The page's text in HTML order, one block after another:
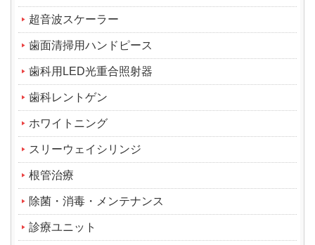
超音波スケーラー
歯面清掃用ハンドピース
歯科用LED光重合照射器
歯科レントゲン
ホワイトニング
スリーウェイシリンジ
根管治療
除菌・消毒・メンテナンス
診療ユニット